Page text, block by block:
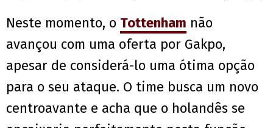
Neste momento, o Tottenham não
avançou com uma oferta por Gakpo,
apesar de considerá-lo uma ótima opção
para o seu ataque. O time busca um novo
centroavante e acha que o holandês se